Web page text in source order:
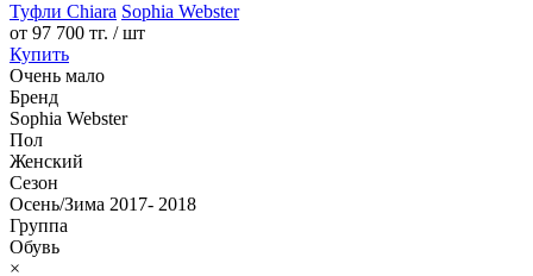
Туфли Chiara Sophia Webster
от 97 700 тг. / шт
Купить
Очень мало
Бренд
Sophia Webster
Пол
Женский
Сезон
Осень/Зима 2017- 2018
Группа
Обувь
×